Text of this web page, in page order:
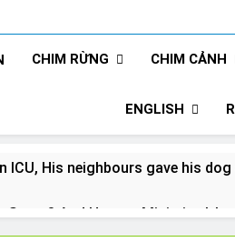
CHIM RỪNG CHIM CẢNH
ENGLISH
ICU, His neighbours gave his dog
Snore? And How to Minimize It!